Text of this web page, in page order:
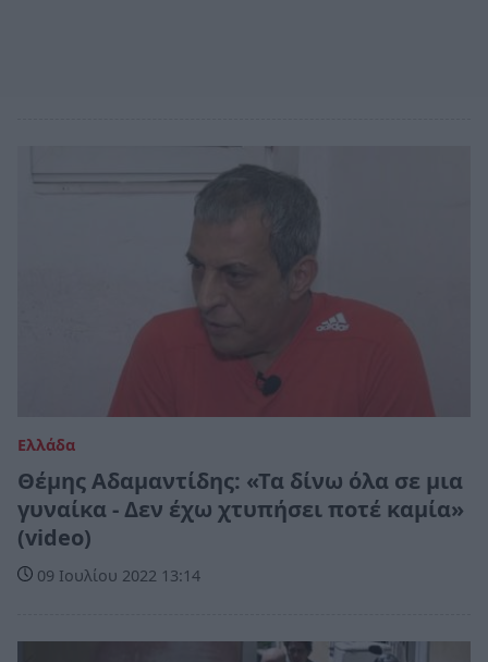
Ελλάδα
Θέμης Αδαμαντίδης: «Τα δίνω όλα σε μια
γυναίκα - Δεν έχω χτυπήσει ποτέ καμία»
(video)
09 Ιουλίου 2022 13:14